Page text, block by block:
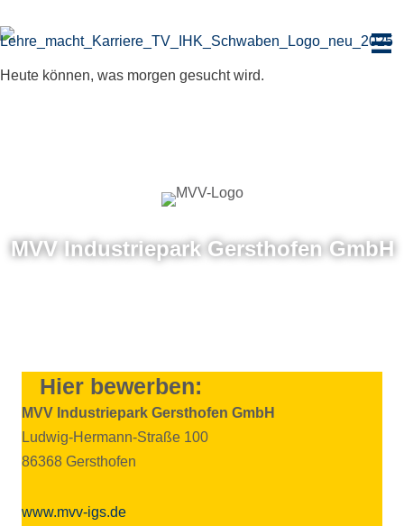
Inhalt
Heute können, was morgen gesucht wird.
MVV Indus­trie­park Gerst­ho­fen GmbH
Hier bewerben:
MVV Indus­trie­park Gerst­ho­fen GmbH
Ludwig-Hermann-Straße 100
86368 Gersthofen
www.mvv-igs.de